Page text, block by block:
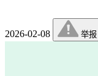
2026-02-08 举报